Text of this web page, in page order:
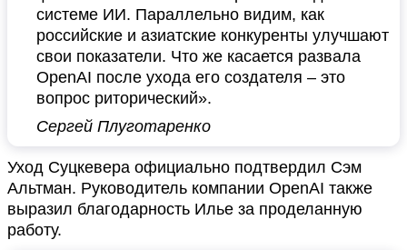
системе ИИ. Параллельно видим, как
российские и азиатские конкуренты улучшают
свои показатели. Что же касается развала
OpenAI после ухода его создателя – это
вопрос риторический».
Сергей Плуготаренко
Уход Суцкевера официально подтвердил Сэм
Альтман. Руководитель компании OpenAI также
выразил благодарность Илье за проделанную
работу.